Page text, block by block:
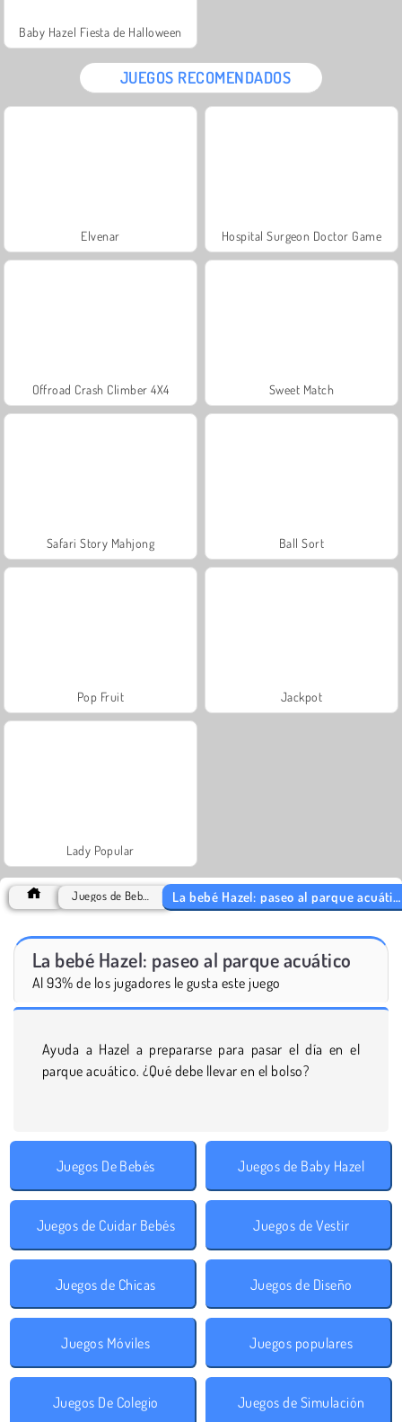
Baby Hazel Fiesta de Halloween
JUEGOS RECOMENDADOS
Elvenar Hospital Surgeon Doctor Game
Offroad Crash Climber 4X4 Sweet Match
Safari Story Mahjong Ball Sort
Pop Fruit Jackpot
Lady Popular
La bebé Hazel: paseo al parque acuático
Al 93% de los jugadores le gusta este juego
Ayuda a Hazel a prepararse para pasar el día en el
parque acuático. ¿Qué debe llevar en el bolso?
Juegos De Bebés Juegos de Baby Hazel
Juegos de Cuidar Bebés Juegos de Vestir
Juegos de Chicas Juegos de Diseño
Juegos Móviles Juegos populares
Juegos De Colegio Juegos de Simulación